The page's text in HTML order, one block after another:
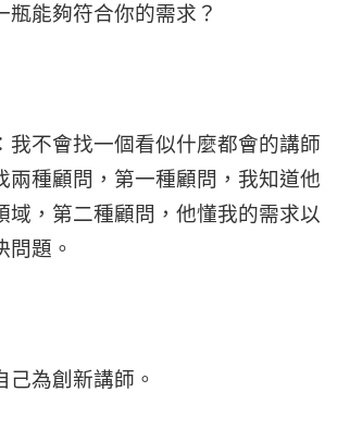
瓶能夠符合你的需求？
我不會找一個看似什麼都會的講師
兩種顧問，第一種顧問，我知道他
域，第二種顧問，他懂我的需求以
問題。
己為創新講師。